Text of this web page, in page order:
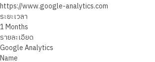
https://www.google-analytics.com
ระยะเวลา
1 Months
รายละเอียด
Google Analytics
Name